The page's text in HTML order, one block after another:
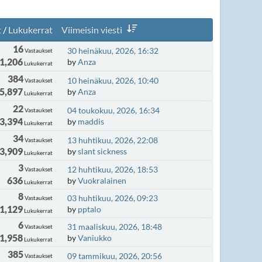
/Lukukerrat
Viimeisin viesti
16Vastaukset
1,206Lukukerrat
30 heinäkuu, 2026, 16:32
byAnza
384Vastaukset
Lukukerrat
10 heinäkuu, 2026, 10:40
byAnza
22Vastaukset
3,394Lukukerrat
04 toukokuu, 2026, 16:34
by maddis
34Vastaukset
3,909Lukukerrat
13 huhtikuu, 2026, 22:08
byslant sickness
3Vastaukset
636Lukukerrat
12 huhtikuu, 2026, 18:53
byVuokralainen
8Vastaukset
1,129Lukukerrat
03 huhtikuu, 2026, 09:23
by pptalo
6Vastaukset
1,958Lukukerrat
31 maaliskuu, 2026, 18:48
byVaniukko
385Vastaukset
09 tammikuu, 2026, 20:56